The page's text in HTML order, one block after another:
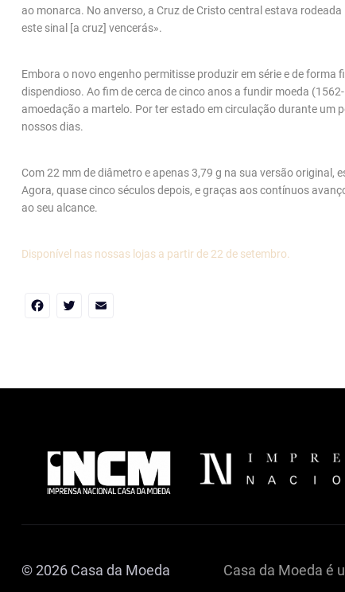
ao monarca. No anverso, a Cruz de Cristo central estava
este sinal [a cruz] vencerás».
Embora o novo engenho permitisse produzir em série e de
dispendioso. Ao fim de cerca de cinco anos a fundir moeda
amoedação a martelo. Por ter estado em circulação durante um
nossos dias.
Com 22 mm de diâmetro e apenas 3,79 g na sua versão original,
Agora, quase cinco séculos depois, e graças aos contínuos
ao seu alcance.
Disponível nas nossas lojas a partir de 22 de setembro.
© 2026 Casa da Moeda Casa da Moeda é